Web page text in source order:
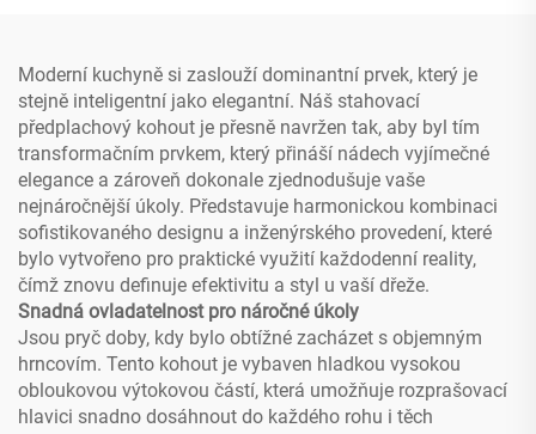
Moderní kuchyně si zaslouží dominantní prvek, který je
stejně inteligentní jako elegantní. Náš stahovací
předplachový kohout je přesně navržen tak, aby byl tím
transformačním prvkem, který přináší nádech vyjímečné
elegance a zároveň dokonale zjednodušuje vaše
nejnáročnější úkoly. Představuje harmonickou kombinaci
sofistikovaného designu a inženýrského provedení, které
bylo vytvořeno pro praktické využití každodenní reality,
čímž znovu definuje efektivitu a styl u vaší dřeže.
Snadná ovladatelnost pro náročné úkoly
Jsou pryč doby, kdy bylo obtížné zacházet s objemným
hrncovím. Tento kohout je vybaven hladkou vysokou
obloukovou výtokovou částí, která umožňuje rozprašovací
hlavici snadno dosáhnout do každého rohu i těch